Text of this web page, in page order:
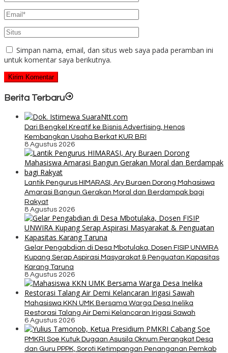
Simpan nama, email, dan situs web saya pada peramban ini
untuk komentar saya berikutnya.
Berita Terbaru
Dari Bengkel Kreatif ke Bisnis Advertising, Henos
Kembangkan Usaha Berkat KUR BRI
8 Agustus 2026
Lantik Pengurus HIMARASI, Ary Buraen Dorong Mahasiswa
Amarasi Bangun Gerakan Moral dan Berdampak bagi
Rakyat
8 Agustus 2026
Gelar Pengabdian di Desa Mbotulaka, Dosen FISIP UNWIRA
Kupang Serap Aspirasi Masyarakat & Penguatan Kapasitas
Karang Taruna
8 Agustus 2026
Mahasiswa KKN UMK Bersama Warga Desa Inelika
Restorasi Talang Air Demi Kelancaran Irigasi Sawah
6 Agustus 2026
PMKRI Soe Kutuk Dugaan Asusila Oknum Perangkat Desa
dan Guru PPPK, Soroti Ketimpangan Penanganan Pemkab